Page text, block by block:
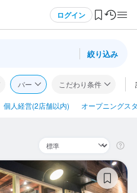
ログイン
絞り込み
バー こだわり条件
個人経営(2店舗以内) オープニングス